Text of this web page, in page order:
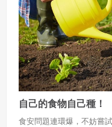
自己的食物自己種！
食安問題連環爆，不妨嘗